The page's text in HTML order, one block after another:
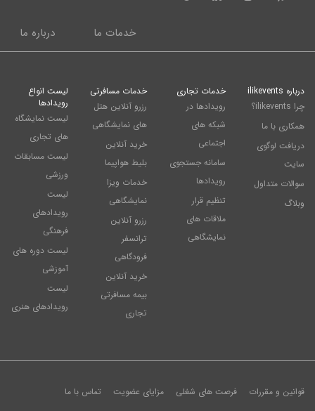
درباره ما خدمات ما
درباره ilikevents
چرا ilikevents؟
همکاری با ما
دریافت لوگوی
سایت
سوالات متداول
وبلاگ
خدمات تجاری
رویدادها در
شبکه های
اجتماعی
سامانه جستجوی
رویدادها
تنظیم قرار
ملاقات های
نمایشگاهی
خدمات مسافرتی
رزرو آنلاین هتل
های نمایشگاهی
خرید آنلاین
بلیط هواپیما
خدمات ویزا
نمایشگاهی
رزرو آنلاین
ترانسفر
فرودگاهی
خرید آنلاین
بیمه مسافرتی
تجاری
لیست انواع
رویدادها
لیست نمایشگاه
های تجاری
لیست مسابقات
ورزشی
لیست
رویدادهای
فرهنگی
لیست دوره های
آموزشی
لیست
رویدادهای هنری
قوانین و مقررات فرصت های شغلی مزایای عضویت
تماس با ما